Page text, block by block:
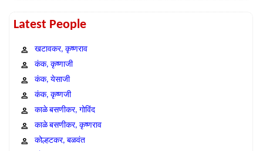
Latest People
खटावकर, कृष्णराव
कंक, कृष्णाजी
कंक, येसाजी
कंक, कृष्णजी
काळे बसणीकर, गोविंद
काळे बसणीकर, कृष्णराव
कोल्हटकर, बळवंत